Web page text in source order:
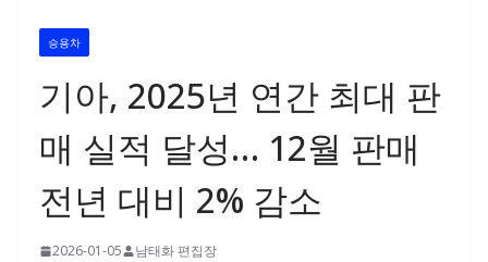
승용차
기아, 2025년 연간 최대 판
매 실적 달성… 12월 판매
전년 대비 2% 감소
2026-01-05 남태화 편집장